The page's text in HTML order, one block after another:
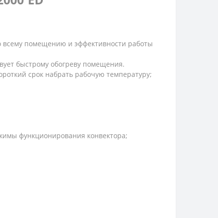
всему помещению и эффективности работы
быстрому обогреву помещения.
срок набрать рабочую температуру;
функционирования конвектора;